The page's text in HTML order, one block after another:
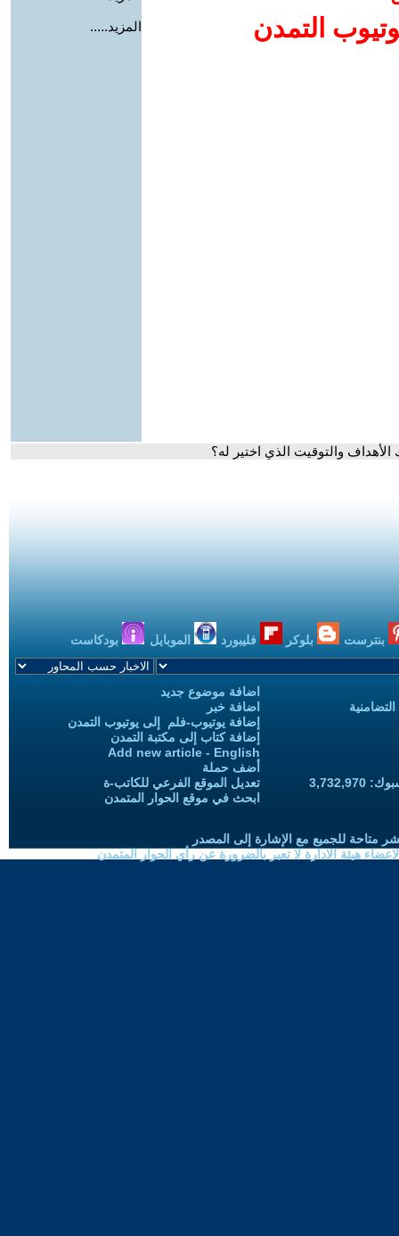
التمدن
المزيد.....
والتوقيت الذي اختير له؟
بنترست بلوكر فليبورد الموبايل بودكاست
اضافة موضوع جديد
اضافة خبر
إضافة يوتيوب-فلم إلى يوتيوب التمدن
إضافة كتاب إلى مكتبة التمدن
Add new article - English
أضف حملة
تعديل الموقع الفرعي للكاتب-ة
ابحث في موقع الحوار المتمدن
متاحة للجميع مع الإشارة إلى المصدر
هيئة الادارة لا تعبر بالضرورة عن رأي الحوار المتمدن